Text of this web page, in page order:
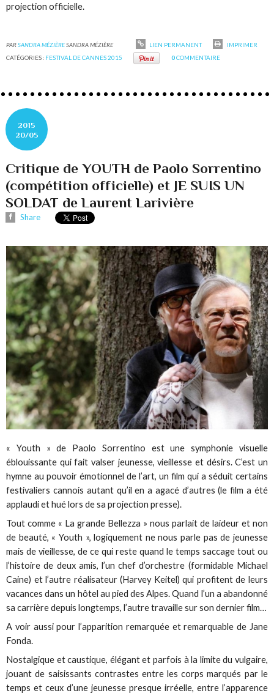
projection officielle.
PARSANDRA MÉZIÈRESANDRA MÉZIÈRE LIEN PERMANENT
IMPRIMER
CATÉGORIES : FESTIVAL DE CANNES 2015 0COMMENTAIRE
2015
20/05
Critique de YOUTH de Paolo Sorrentino
(compétition officielle) et JE SUIS UN
SOLDAT de Laurent Larivière
Share
« Youth » de Paolo Sorrentino est une symphonie visuelle
éblouissante qui fait valser jeunesse, vieillesse et désirs. C’est un
hymne au pouvoir émotionnel de l’art, un film qui a séduit certains
festivaliers cannois autant qu’il en a agacé d’autres (le film a été
applaudi et hué lors de sa projection presse).
Tout comme « La grande Bellezza » nous parlait de laideur et non
de beauté, « Youth », logiquement ne nous parle pas de jeunesse
mais de vieillesse, de ce qui reste quand le temps saccage tout ou
l’histoire de deux amis, l’un chef d’orchestre (formidable Michael
Caine) et l’autre réalisateur (Harvey Keitel) qui profitent de leurs
vacances dans un hôtel au pied des Alpes. Quand l’un a abandonné
sa carrière depuis longtemps, l’autre travaille sur son dernier film…
A voir aussi pour l’apparition remarquée et remarquable de Jane
Fonda.
Nostalgique et caustique, élégant et parfois à la limite du vulgaire,
jouant de saisissants contrastes entre les corps marqués par le
temps et ceux d’une jeunesse presque irréelle, entre l’apparence